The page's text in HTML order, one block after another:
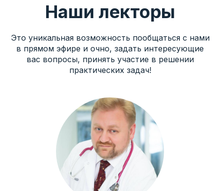
Наши лекторы
Это уникальная возможность пообщаться с нами
в прямом эфире и очно, задать интересующие
вас вопросы, принять участие в решении
практических задач!